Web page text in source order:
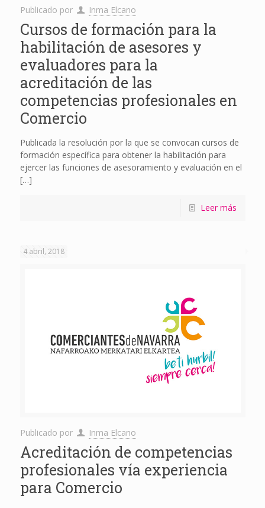
Publicado por Inma Elcano
Cursos de formación para la
habilitación de asesores y
evaluadores para la
acreditación de las
competencias profesionales en
Comercio
Publicada la resolución por la que se convocan cursos de
formación específica para obtener la habilitación para
ejercer las funciones de asesoramiento y evaluación en el
[…]
Leer más
4 abril, 2018
Publicado por Inma Elcano
Acreditación de competencias
profesionales vía experiencia
para Comercio